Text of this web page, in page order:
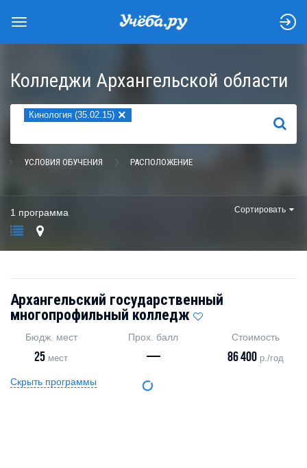
Колледжи Архангельской области
Кинология (35.02.15) ×
НАЙТИ
УСЛОВИЯ ОБУЧЕНИЯ РАСПОЛОЖЕНИЕ
1 программа Сортировать
Архангельский государственный
многопрофильный колледж
Бюдж. мест
25 мест
Прох. балл
—
Стоимость
86 400 р./год
Скрыть программы